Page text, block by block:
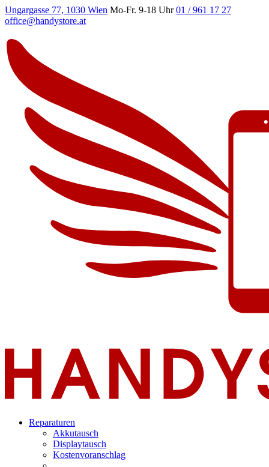
Ungargasse 77, 1030 Wien Mo-Fr. 9-18 Uhr 01 / 961 17 27
office@handystore.at
Reparaturen
Akkutausch
Displaytausch
Kostenvoranschlag